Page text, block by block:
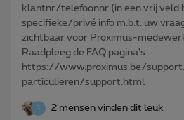
klantnr/telefoonnr (in een vrij veld
specifieke/privé info m.b.t. uw
zichtbaar voor Proximus-
Raadpleeg de FAQ pagina's
https://www.proximus.be/
particulieren/support.html
S 2 mensen vinden dit leuk